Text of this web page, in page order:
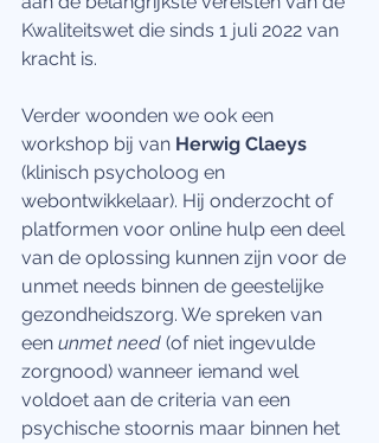
Kwaliteitswet die sinds 1 juli 2022 van
kracht is.
Verder woonden we ook een
workshop bij van Herwig Claeys
(klinisch psycholoog en
webontwikkelaar). Hij onderzocht of
platformen voor online hulp een deel
van de oplossing kunnen zijn voor de
unmet needs binnen de geestelijke
gezondheidszorg. We spreken van
een unmet need (of niet ingevulde
zorgnood) wanneer iemand wel
voldoet aan de criteria van een
psychische stoornis maar binnen het